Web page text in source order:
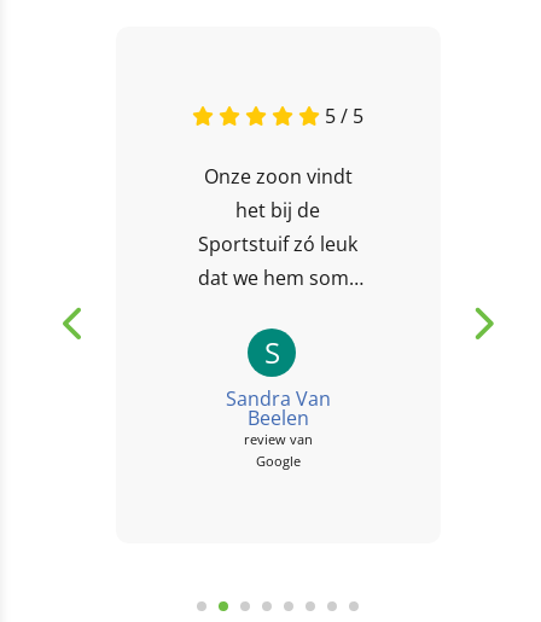
5 / 5
Onze zoon vindt
het bij de
Sportstuif zó leuk
dat we hem soms
huis krijgen! 😄 Ze
doen veel leuke
activiteiten...
S
Sandra Van
Beelen
review van
Google